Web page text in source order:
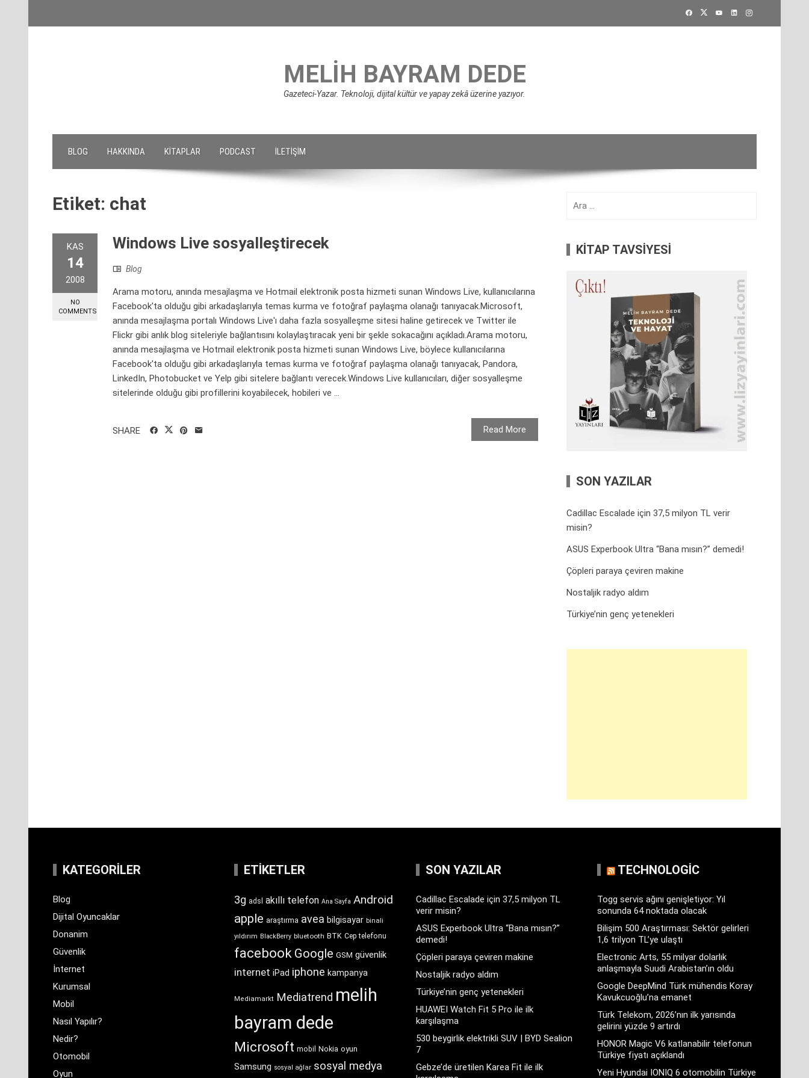
MELIH BAYRAM DEDE
Gazeteci-Yazar. Teknoloji, dijital kültür ve yapay zekâ üzerine yazıyor.
BLOG HAKKINDA KITAPLAR PODCAST İLETIŞIM
Etiket: chat
KAS
14
2008
NO
COMMENTS
Windows Live sosyalleştirecek
Blog
Arama motoru, anında mesajlaşma ve Hotmail elektronik posta hizmeti sunan Windows Live, kullanıcılarına
Facebook'ta olduğu gibi arkadaşlarıyla temas kurma ve fotoğraf paylaşma olanağı tanıyacak.Microsoft,
anında mesajlaşma portalı Windows Live'ı daha fazla sosyalleşme sitesi haline getirecek ve Twitter ile
Flickr gibi anlık blog siteleriyle bağlantısını kolaylaştıracak yeni bir şekle sokacağını açıkladı.Arama motoru,
anında mesajlaşma ve Hotmail elektronik posta hizmeti sunan Windows Live, böylece kullanıcılarına
Facebook'ta olduğu gibi arkadaşlarıyla temas kurma ve fotoğraf paylaşma olanağı tanıyacak, Pandora,
LinkedIn, Photobucket ve Yelp gibi sitelere bağlantı verecek.Windows Live kullanıcıları, diğer sosyalleşme
sitelerinde olduğu gibi profillerini koyabilecek, hobileri ve ...
Read More
SHARE
KİTAP TAVSİYESİ
SON YAZILAR
Cadillac Escalade için 37,5 milyon TL verir
misin?
ASUS Experbook Ultra “Bana mısın?” demedi!
Çöpleri paraya çeviren makine
Nostaljik radyo aldım
Türkiye’nin genç yetenekleri
KATEGORILER
Blog
Dijital Oyuncaklar
Donanim
Güvenlik
İnternet
Kurumsal
Mobil
Nasıl Yapılır?
Nedir?
Otomobil
Oyun
ETIKETLER
3g adsl akıllı telefon Ana Sayfa Android
apple araştırma avea bilgisayar binali
yıldırım BlackBerry bluetooth BTK Cep telefonu
facebook Google GSM güvenlik
internet iPad iphone kampanya
Mediamarkt Mediatrend melih
bayram dede
Microsoft mobil Nokia oyun
Samsung sosyal ağlar sosyal medya
SON YAZILAR
Cadillac Escalade için 37,5 milyon TL
verir misin?
ASUS Experbook Ultra “Bana mısın?”
demedi!
Çöpleri paraya çeviren makine
Nostaljik radyo aldım
Türkiye’nin genç yetenekleri
HUAWEI Watch Fit 5 Pro ile ilk
karşılaşma
530 beygirlik elektrikli SUV | BYD Sealion
7
Gebze’de üretilen Karea Fit ile ilk
TECHNOLOGIC
Togg servis ağını genişletiyor: Yıl
sonunda 64 noktada olacak
Bilişim 500 Araştırması: Sektör gelirleri
1,6 trilyon TL’ye ulaştı
Electronic Arts, 55 milyar dolarlık
anlaşmayla Suudi Arabistan’ın oldu
Google DeepMind Türk mühendis Koray
Kavukcuoğlu’na emanet
Türk Telekom, 2026’nın ilk yarısında
gelirini yüzde 9 artırdı
HONOR Magic V6 katlanabilir telefonun
Türkiye fiyatı açıklandı
Yeni Hyundai IONIQ 6 otomobilin Türkiye